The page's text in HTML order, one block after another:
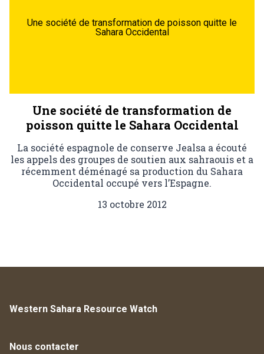
Une société de transformation de poisson quitte le
Sahara Occidental
Une société de transformation de
poisson quitte le Sahara Occidental
La société espagnole de conserve Jealsa a écouté
les appels des groupes de soutien aux sahraouis et a
récemment déménagé sa production du Sahara
Occidental occupé vers l’Espagne.
13 octobre 2012
Western Sahara Resource Watch
Nous contacter